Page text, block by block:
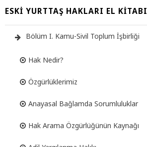
ESKI YURTTAŞ HAKLARI EL KITABI
Bölüm I. Kamu-Sivil Toplum İşbirliği
Hak Nedir?
Özgürlüklerimiz
Anayasal Bağlamda Sorumluluklar
Hak Arama Özgürlüğünün Kaynağı